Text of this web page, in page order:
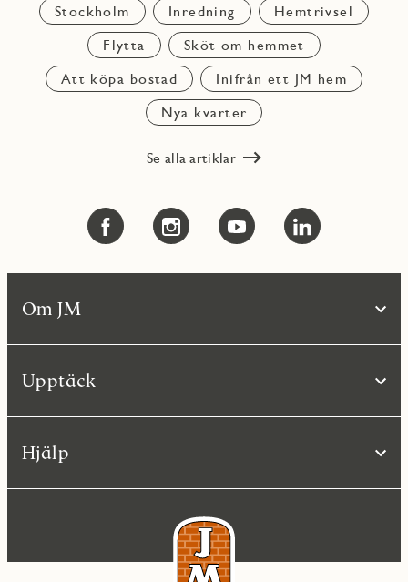
Stockholm Inredning
Hemtrivsel
Flytta
Sköt om hemmet
Att köpa bostad
Inifrån ett JM hem
Nya kvarter
Se alla artiklar
Om JM
Upptäck
Hjälp